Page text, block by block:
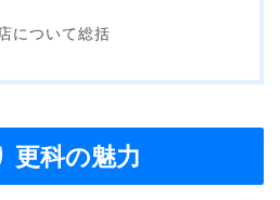
について総括
更科の魅力